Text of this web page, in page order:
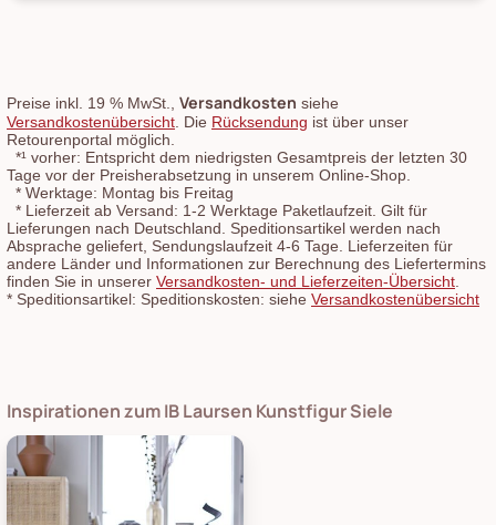
Preise inkl. 19 % MwSt., Versandkosten siehe
Versandkostenübersicht. Die Rücksendung ist über unser
Retourenportal möglich.
*¹ vorher: Entspricht dem niedrigsten Gesamtpreis der letzten 30
Tage vor der Preisherabsetzung in unserem Online-Shop.
* Werktage: Montag bis Freitag
* Lieferzeit ab Versand: 1-2 Werktage Paketlaufzeit. Gilt für
Lieferungen nach Deutschland. Speditionsartikel werden nach
Absprache geliefert, Sendungslaufzeit 4-6 Tage. Lieferzeiten für
andere Länder und Informationen zur Berechnung des Liefertermins
finden Sie in unserer Versandkosten- und Lieferzeiten-Übersicht.
* Speditionsartikel: Speditionskosten: siehe Versandkostenübersicht
Inspirationen zum IB Laursen Kunstfigur Siele